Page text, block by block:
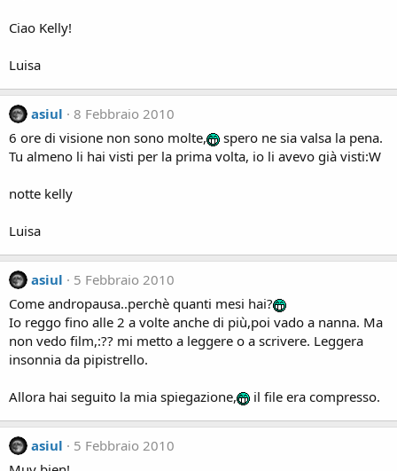
Ciao Kelly!
Luisa
asiul
8 Febbraio 2010
6 ore di visione non sono molte,
spero ne sia valsa la pena.
Tu almeno li hai visti per la prima volta, io li avevo già visti:W
notte kelly
Luisa
asiul
5 Febbraio 2010
Come andropausa..perchè quanti mesi hai?
Io reggo fino alle 2 a volte anche di più,poi vado a nanna. Ma
non vedo film,:?? mi metto a leggere o a scrivere. Leggera
insonnia da pipistrello.
Allora hai seguito la mia spiegazione, il file era compresso.
asiul
5 Febbraio 2010